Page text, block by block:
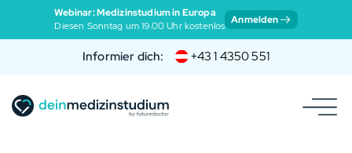
Webinar: Medizinstudium in Europa
Diesen Sonntag um 19:00 Uhr kostenlos Anmelden
Informier dich: +43 1 4350 551